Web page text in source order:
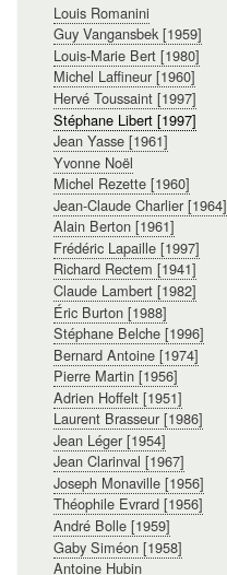
principale
Louis Romanini
Guy Vangansbek [1959]
Louis-Marie Bert [1980]
Michel Laffineur [1960]
Hervé Toussaint [1997]
Stéphane Libert [1997]
Jean Yasse [1961]
Yvonne Noël
Michel Rezette [1960]
Jean-Claude Charlier [1964]
Alain Berton [1961]
Frédéric Lapaille [1997]
Richard Rectem [1941]
Claude Lambert [1982]
Éric Burton [1988]
Stéphane Belche [1996]
Bernard Antoine [1974]
Pierre Martin [1956]
Adrien Hoffelt [1951]
Laurent Brasseur [1986]
Jean Léger [1954]
Jean Clarinval [1967]
Joseph Monaville [1956]
Théophile Evrard [1956]
André Bolle [1959]
Gaby Siméon [1958]
Antoine Hubin